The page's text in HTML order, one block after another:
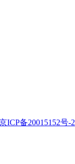
ICP备20015152号-2